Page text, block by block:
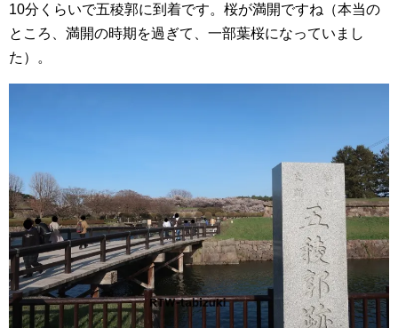
10分くらいで五稜郭に到着です。桜が満開ですね（本当の
ところ、満開の時期を過ぎて、一部葉桜になっていまし
た）
。